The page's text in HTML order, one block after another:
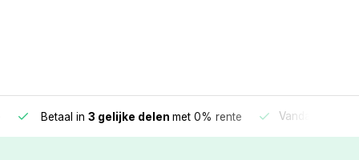
Betaal in 3 gelijke delen met 0% rente Vandaag